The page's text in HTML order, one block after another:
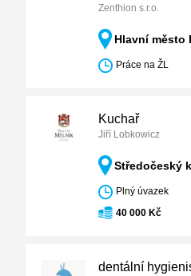
Zenthion s.r.o.
Hlavní město
Práce na ŽL
Kuchař
Jiří Lobkowicz
Středočeský
Plný úvazek
40 000 Kč
dentální